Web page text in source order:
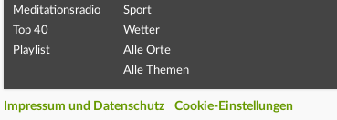
Meditationsradio
Top 40
Playlist
Sport
Wetter
Alle Orte
Alle Themen
Impressum und Datenschutz Cookie-Einstellungen